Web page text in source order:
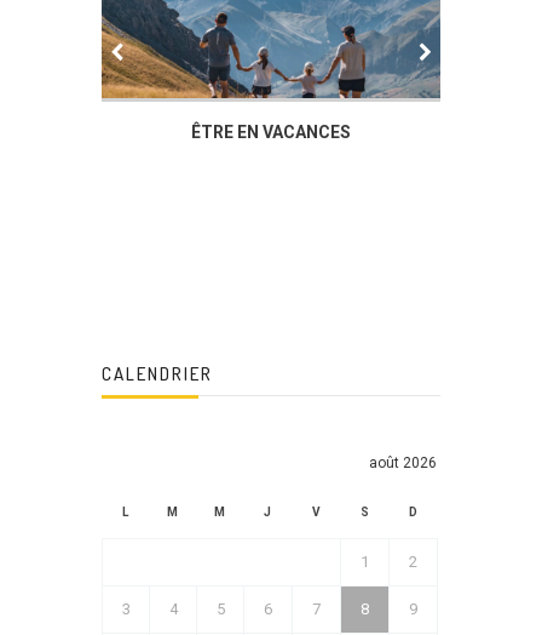
ÊTRE EN VACANCES
CALENDRIER
août 2026
L M M J V S D
1 2
3 4 5 6 7 8 9